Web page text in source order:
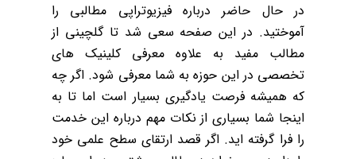
در حال حاضر درباره فیزیوتراپی مطالبی را
آموختید. در این صفحه سعی شد تا گلچینی از
مطالب مفید به علاوه معرفی کلینیک های
تخصصی در این حوزه به شما معرفی شود. اگر چه
که همیشه فرصت یادگیری بسیار است اما تا به
اینجا شما بسیاری از نکات مهم درباره این خدمت
را فرا گرفته اید. اگر قصد ارتقای سطح علمی خود